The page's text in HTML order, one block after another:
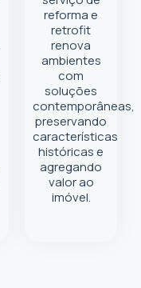
reforma e
retrofit
renova
ambientes
com
soluções
contemporâneas,
preservando
características
históricas e
agregando
valor ao
imóvel.